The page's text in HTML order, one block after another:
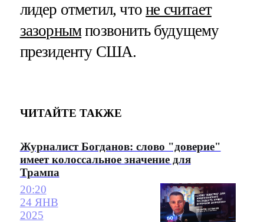
лидер отметил, чтоне считает
зазорнымпозвонить будущему
президенту США.
ЧИТАЙТЕ ТАКЖЕ
Журналист Богданов: слово "доверие"
имеет колоссальное значение для
Трампа
20:20
24 ЯНВ
2025